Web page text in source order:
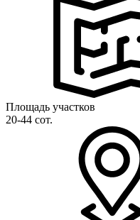
Площадь участков
20-44 сот.